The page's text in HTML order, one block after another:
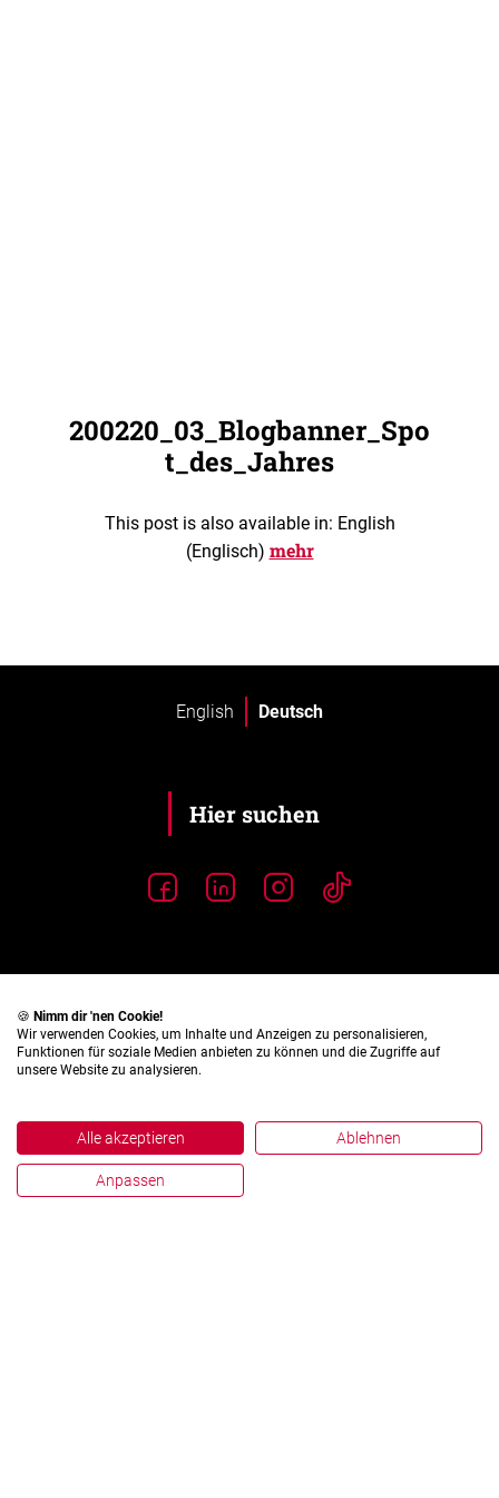
200220_03_Blogbanner_Spo
t_des_Jahres
This post is also available in: English
(Englisch) mehr
English Deutsch
🍪 Nimm dir 'nen Cookie!
Wir verwenden Cookies, um Inhalte und Anzeigen zu personalisieren,
Funktionen für soziale Medien anbieten zu können und die Zugriffe auf
unsere Website zu analysieren.
Alle akzeptieren Ablehnen
Anpassen